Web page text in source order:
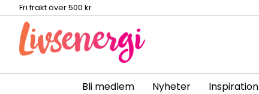
Fri frakt över 500 kr
Bli medlem Nyheter Inspiration